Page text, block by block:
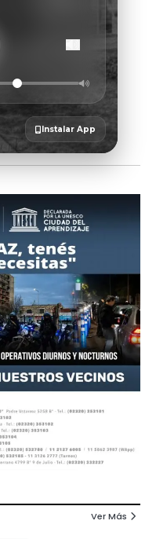
Ver Más